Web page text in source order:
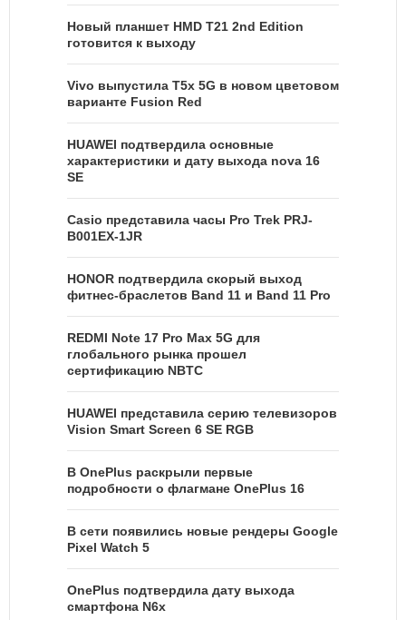
Новый планшет HMD T21 2nd Edition
готовится к выходу
Vivo выпустила T5x 5G в новом цветовом
варианте Fusion Red
HUAWEI подтвердила основные
характеристики и дату выхода nova 16
SE
Casio представила часы Pro Trek PRJ-
B001EX-1JR
HONOR подтвердила скорый выход
фитнес-браслетов Band 11 и Band 11 Pro
REDMI Note 17 Pro Max 5G для
глобального рынка прошел
сертификацию NBTC
HUAWEI представила серию телевизоров
Vision Smart Screen 6 SE RGB
В OnePlus раскрыли первые
подробности о флагмане OnePlus 16
В сети появились новые рендеры Google
Pixel Watch 5
OnePlus подтвердила дату выхода
смартфона N6x